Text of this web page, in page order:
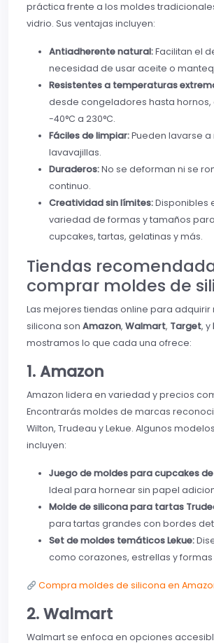
práctica frente a los moldes
vidrio. Sus ventajas incluyen:
Antiadherente natural:Facilitan el
necesidad de usar aceite o
Resistentes a temperaturas
desde congeladores hasta hornos,
-40°C a 230°C.
Fáciles de limpiar:Pueden lavarse
lavavajillas.
Duraderos:No se deforman ni se
continuo.
Creatividad sin límites:Disponibles
variedad de formas y tamaños
cupcakes, tartas, gelatinas y más.
Tiendas
comprar moldes de
Las mejores tiendas online para adquirir
silicona son Amazon, Walmart, Target, y
mostramos lo que cada una ofrece:
1. Amazon
Amazon lidera en variedad y precios
Encontrarás moldes de marcas
Wilton, Trudeau y Lekue. Algunos
incluyen:
Juego de moldes para cupcakes
Ideal para hornear sin papel
Molde de silicona para tartas
para tartas grandes con bordes
Set de moldes temáticos Lekue:
como corazones, estrellas y formas
Compra moldes de silicona en
2. Walmart
Walmart se enfoca en opciones